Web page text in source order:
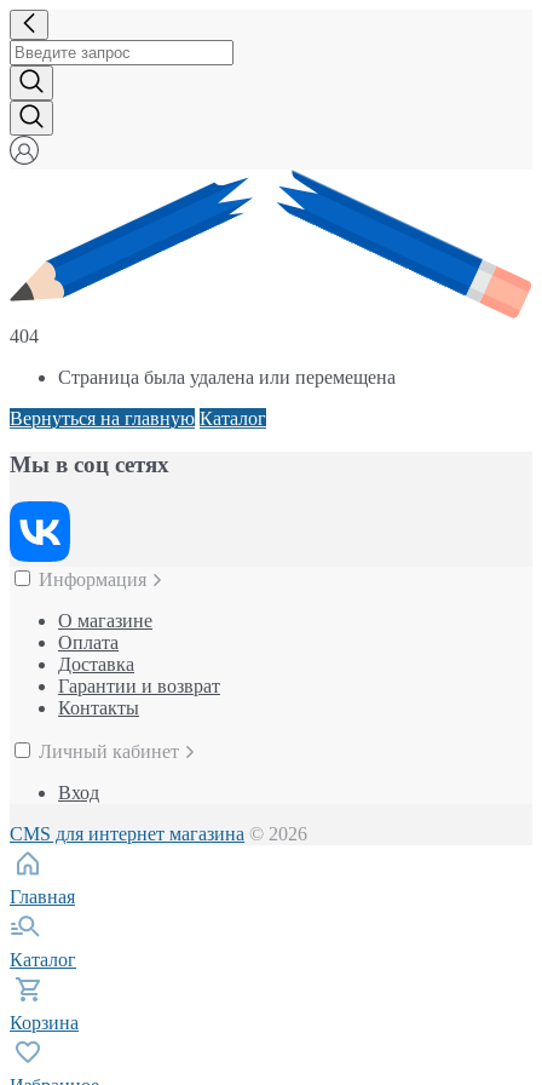
404
Страница была удалена или перемещена
Вернуться на главную Каталог
Мы в соц сетях
Информация
О магазине
Оплата
Доставка
Гарантии и возврат
Контакты
Личный кабинет
Вход
CMS для интернет магазина © 2026
Главная
Каталог
Корзина